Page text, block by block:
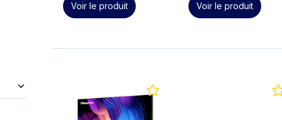
Voir le produit
Voir le produit